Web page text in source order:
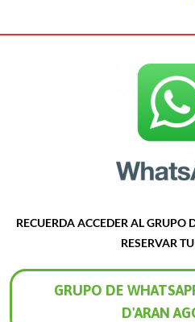
RECUERDA ACCEDER AL GRUPO
RESERVAR
GRUPO DE
D'ARAN